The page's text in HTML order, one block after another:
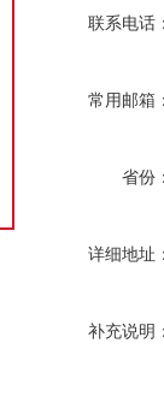
联系电话
常用邮箱
省份
详细地址
补充说明